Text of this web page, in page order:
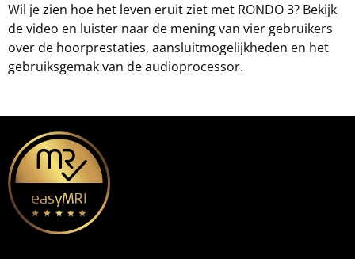
Wil je zien hoe het leven eruit ziet met RONDO 3? Bekijk
de video en luister naar de mening van vier gebruikers
over de hoorprestaties, aansluitmogelijkheden en het
gebruiksgemak van de audioprocessor.